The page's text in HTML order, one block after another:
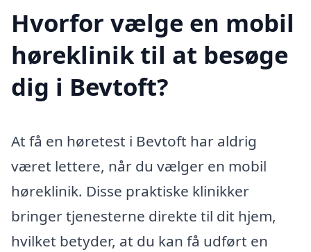
Hvorfor vælge en mobil
høreklinik til at besøge
dig i Bevtoft?
At få en høretest i Bevtoft har aldrig
været lettere, når du vælger en mobil
høreklinik. Disse praktiske klinikker
bringer tjenesterne direkte til dit hjem,
hvilket betyder, at du kan få udført en